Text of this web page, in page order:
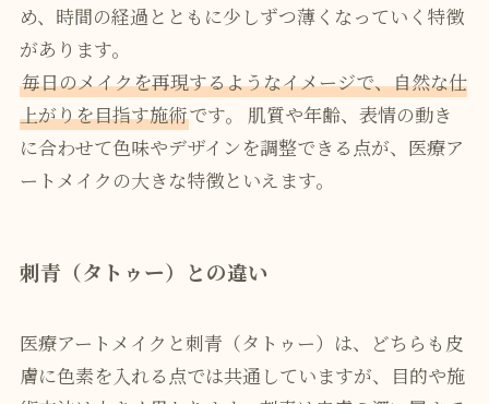
め、時間の経過とともに少しずつ薄くなっていく特徴
があります。
毎日のメイクを再現するようなイメージで、自然な仕
上がりを目指す施術です。 肌質や年齢、表情の動き
に合わせて色味やデザインを調整できる点が、医療ア
ートメイクの大きな特徴といえます。
刺青（タトゥー）との違い
医療アートメイクと刺青（タトゥー）は、どちらも皮
膚に色素を入れる点では共通していますが、目的や施